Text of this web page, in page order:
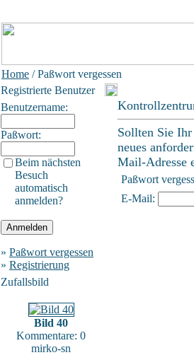
Home / Paßwort vergessen
Registrierte Benutzer
Benutzername:
Paßwort:
Beim nächsten
Besuch
automatisch
anmelden?
» Paßwort vergessen
» Registrierung
Zufallsbild
Bild 40
Kommentare: 0
mirko-sn
Sollten Sie
neues
Mail-Adresse
Paßwort
E-Mail: